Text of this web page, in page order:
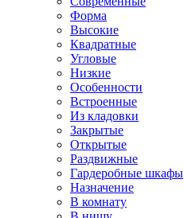
Форма
Высокие
Квадратные
Угловые
Низкие
Особенности
Встроенные
Из кладовки
Закрытые
Открытые
Раздвижные
Гардеробные шкафы
Назначение
В комнату